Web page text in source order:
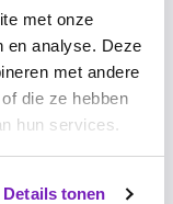
met onze
en analyse. Deze
met andere
die ze hebben
hun services.
Details tonen